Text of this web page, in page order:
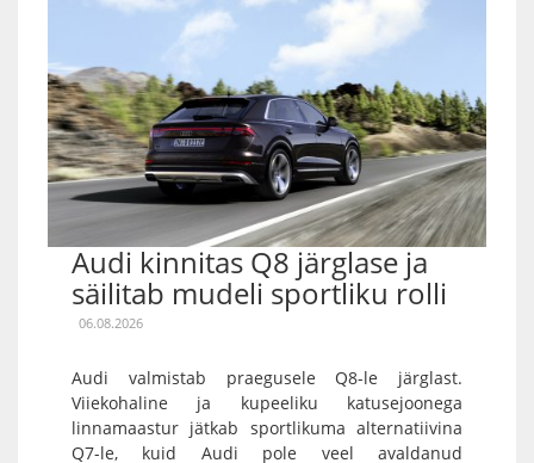
Audi kinnitas Q8 järglase ja
säilitab mudeli sportliku rolli
06.08.2026
Audi valmistab praegusele Q8-le järglast.
Viiekohaline ja kupeeliku katusejoonega
linnamaastur jätkab sportlikuma alternatiivina
Q7-le, kuid Audi pole veel avaldanud